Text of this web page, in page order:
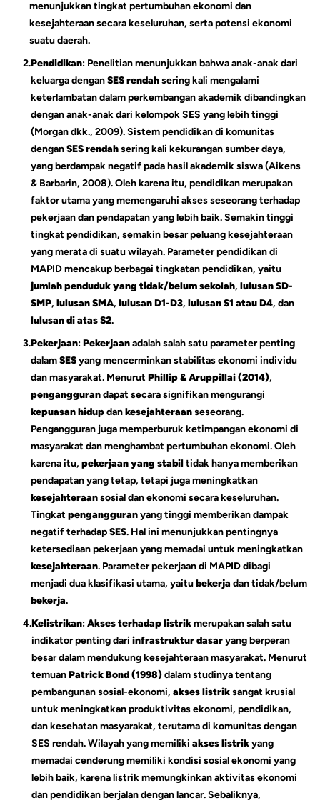
menunjukkan tingkat pertumbuhan ekonomi dan
kesejahteraan secara keseluruhan, serta potensi ekonomi
suatu daerah.
2.Pendidikan: Penelitian menunjukkan bahwa anak-anak dari
keluarga denganSES rendahsering kali mengalami
keterlambatan dalam perkembangan akademik dibandingkan
dengan anak-anak dari kelompok SES yang lebih tinggi
(Morgan dkk., 2009). Sistem pendidikan di komunitas
denganSES rendahsering kali kekurangan sumber daya,
yang berdampak negatif pada hasil akademik siswa (Aikens
& Barbarin, 2008). Oleh karena itu, pendidikan merupakan
faktor utama yang memengaruhi akses seseorang terhadap
pekerjaan dan pendapatan yang lebih baik. Semakin tinggi
tingkat pendidikan, semakin besar peluang kesejahteraan
yang merata di suatu wilayah. Parameter pendidikan di
MAPID mencakup berbagai tingkatan pendidikan, yaitu
jumlah penduduk yang tidak/belum sekolah, lulusan SD-
SMP, lulusan SMA, lulusan D1-D3, lulusan S1 atau D4, dan
lulusan di atas S2.
3.Pekerjaan:Pekerjaanadalah salah satu parameter penting
dalamSESyang mencerminkan stabilitas ekonomi individu
dan masyarakat. Menurut Phillip & Aruppillai (2014),
penganggurandapat secara signifikan mengurangi
kepuasan hidupdankesejahteraanseseorang.
Pengangguran juga memperburuk ketimpangan ekonomi di
masyarakat dan menghambat pertumbuhan ekonomi. Oleh
karena itu, pekerjaan yang stabiltidak hanya memberikan
pendapatan yang tetap, tetapi juga meningkatkan
kesejahteraansosial dan ekonomi secara keseluruhan.
Tingkat pengangguranyang tinggi memberikan dampak
negatif terhadapSES. Hal ini menunjukkan pentingnya
ketersediaan pekerjaan yang memadai untuk meningkatkan
kesejahteraan. Parameter pekerjaan di MAPID dibagi
menjadi dua klasifikasi utama, yaitubekerja dan tidak/belum
bekerja.
4.Kelistrikan:Akses terhadap listrikmerupakan salah satu
indikator penting dari infrastruktur dasaryang berperan
besar dalam mendukung kesejahteraan masyarakat. Menurut
temuanPatrick Bond (1998)dalam studinya tentang
pembangunan sosial-ekonomi, akses listriksangat krusial
untuk meningkatkan produktivitas ekonomi, pendidikan,
dan kesehatan masyarakat, terutama di komunitas dengan
SES rendah. Wilayah yang memiliki akses listrikyang
memadai cenderung memiliki kondisi sosial ekonomi yang
lebih baik, karena listrik memungkinkan aktivitas ekonomi
dan pendidikan berjalan dengan lancar. Sebaliknya,